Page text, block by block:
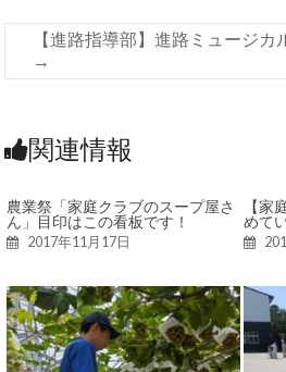
【進路指導部】進路ミュージカ
→
関連情報
農業祭「家庭クラブのスープ屋さ
ん」目印はこの看板です！
2017年11月17日
【家
めて